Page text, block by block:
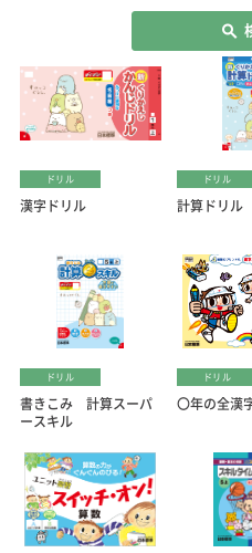
ドリル
漢字ドリル
ドリル
計算ドリル
ドリル
書きこみ 計算スーパ
ースキル
ドリル
〇年の全漢